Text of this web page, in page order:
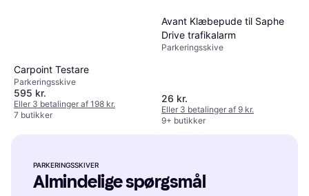
Carpoint Testare
Parkeringsskive
595 kr.
Eller 3 betalinger af 198 kr.
7 butikker
Avant Klæbepude til Saphe
Drive trafikalarm
Parkeringsskive
26 kr.
Eller 3 betalinger af 9 kr.
9+ butikker
PARKERINGSSKIVER
Almindelige spørgsmål